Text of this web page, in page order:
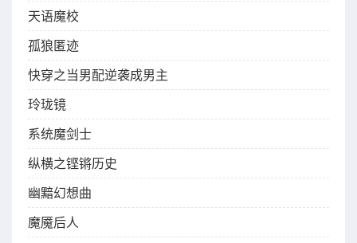
天语魔校
孤狼匿迹
快穿之当男配逆袭成男主
玲珑镜
系统魔剑士
纵横之铿锵历史
幽黯幻想曲
魔魇后人